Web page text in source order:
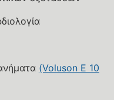
(Voluson E 10